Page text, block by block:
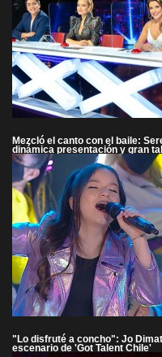
Mezcló el canto con el baile:
dinámica presentación y gran
"Lo disfruté a concho": Jo
escenario de 'Got Talent Chile'